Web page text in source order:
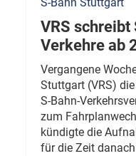
VRS schreibt
Verkehre ab
Vergangene
Stuttgart (VRS)
S-Bahn-
zum
kündigte die
für die Zeit